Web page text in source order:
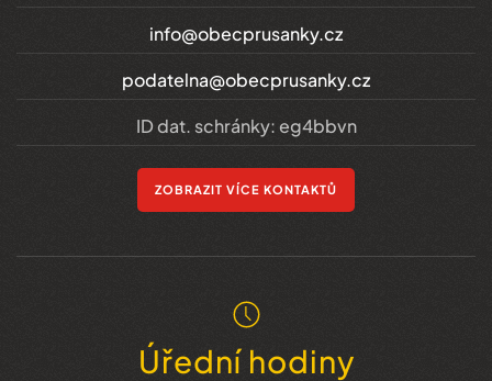
info@obecprusanky.cz
podatelna@obecprusanky.cz
ID dat. schránky: eg4bbvn
ZOBRAZIT VÍCE KONTAKTŮ
Úřední hodiny